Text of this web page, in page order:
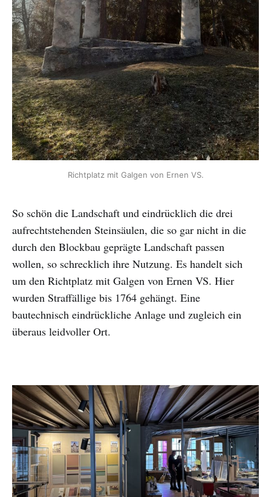
Richtplatz mit Galgen von Ernen VS.
So schön die Landschaft und eindrücklich die drei
aufrechtstehenden Steinsäulen, die so gar nicht in die
durch den Blockbau geprägte Landschaft passen
wollen, so schrecklich ihre Nutzung. Es handelt sich
um den Richtplatz mit Galgen von Ernen VS. Hier
wurden Straffällige bis 1764 gehängt. Eine
bautechnisch eindrückliche Anlage und zugleich ein
überaus leidvoller Ort.